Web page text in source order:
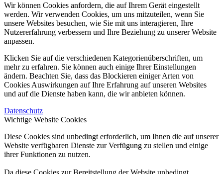
Wir können Cookies anfordern, die auf Ihrem Gerät eingestellt
werden. Wir verwenden Cookies, um uns mitzuteilen, wenn Sie
unsere Websites besuchen, wie Sie mit uns interagieren, Ihre
Nutzererfahrung verbessern und Ihre Beziehung zu unserer Website
anpassen.
Klicken Sie auf die verschiedenen Kategorienüberschriften, um
mehr zu erfahren. Sie können auch einige Ihrer Einstellungen
ändern. Beachten Sie, dass das Blockieren einiger Arten von
Cookies Auswirkungen auf Ihre Erfahrung auf unseren Websites
und auf die Dienste haben kann, die wir anbieten können.
Datenschutz
Wichtige Website Cookies
Diese Cookies sind unbedingt erforderlich, um Ihnen die auf unserer
Website verfügbaren Dienste zur Verfügung zu stellen und einige
ihrer Funktionen zu nutzen.
Da diese Cookies zur Bereitstellung der Website unbedingt